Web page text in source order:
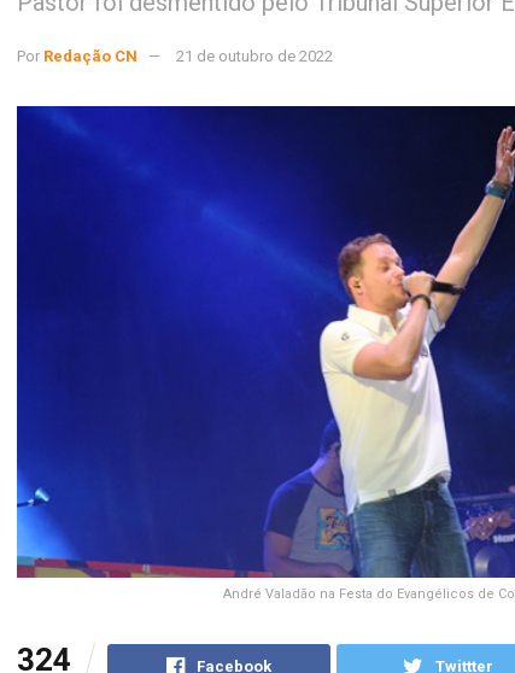
Por Redação CN 21 de outubro de 2022
André Valadão na Festa do Evangélicos de
324 Facebook Twittter